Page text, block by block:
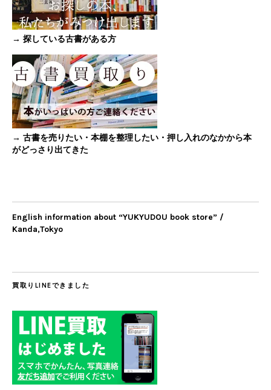
→ 探している古書がある方
→ 古書を売りたい・本棚を整理したい・押し入れのなかから本
がどっさり出てきた
English information about “YUKYUDOU book store” /
Kanda,Tokyo
買取りLINEできました